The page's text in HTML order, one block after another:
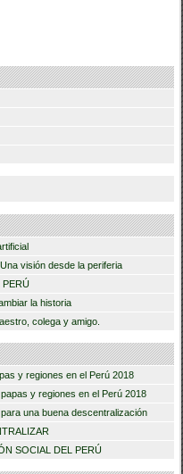
visión desde la periferia
PERÚ
la historia
colega y amigo.
y regiones en el Perú 2018
y regiones en el Perú 2018
una buena descentralización
SOCIAL DEL PERÚ